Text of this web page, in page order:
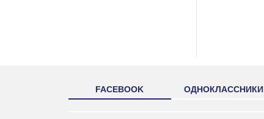
FACEBOOK ОДНОКЛАССНИКИ